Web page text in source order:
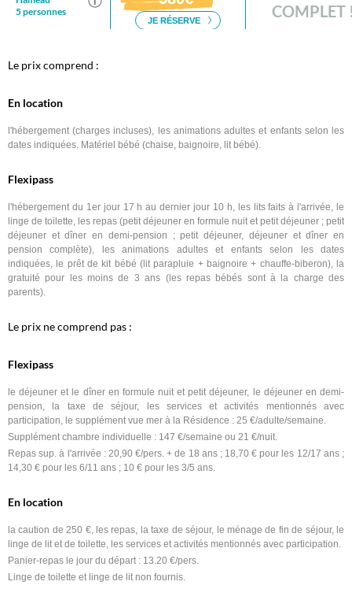
Le prix comprend :
En location
l'hébergement (charges incluses), les animations adultes et enfants selon les
dates indiquées. Matériel bébé (chaise, baignoire, lit bébé).
Flexipass
l'hébergement du 1er jour 17 h au dernier jour 10 h, les lits faits à l'arrivée, le
linge de toilette, les repas (petit déjeuner en formule nuit et petit déjeuner ; petit
déjeuner et dîner en demi-pension ; petit déjeuner, déjeuner et dîner en
pension complète), les animations adultes et enfants selon les dates
indiquées, le prêt de kit bébé (lit parapluie + baignoire + chauffe-biberon), la
gratuité pour les moins de 3 ans (les repas bébés sont à la charge des
parents).
Le prix ne comprend pas :
Flexipass
le déjeuner et le dîner en formule nuit et petit déjeuner, le déjeuner en demi-
pension, la taxe de séjour, les services et activités mentionnés avec
participation, le supplément vue mer à la Résidence : 25 €/adulte/semaine.
Supplément chambre individuelle : 147 €/semaine ou 21 €/nuit.
Repas sup. à l'arrivée : 20,90 €/pers. + de 18 ans ; 18,70 € pour les 12/17 ans ;
14,30 € pour les 6/11 ans ; 10 € pour les 3/5 ans.
En location
la caution de 250 €, les repas, la taxe de séjour, le ménage de fin de séjour, le
linge de lit et de toilette, les services et activités mentionnés avec participation.
Panier-repas le jour du départ : 13.20 €/pers.
Linge de toilette et linge de lit non fournis.